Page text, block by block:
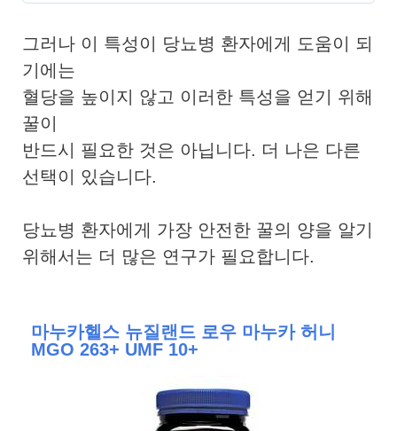
그러나 이 특성이 당뇨병 환자에게 도움이 되
기에는
혈당을 높이지 않고 이러한 특성을 얻기 위해
꿀이
반드시 필요한 것은 아닙니다. 더 나은 다른
선택이 있습니다.
당뇨병 환자에게 가장 안전한 꿀의 양을 알기
위해서는 더 많은 연구가 필요합니다.
마누카헬스 뉴질랜드 로우 마누카 허니
MGO 263+ UMF 10+